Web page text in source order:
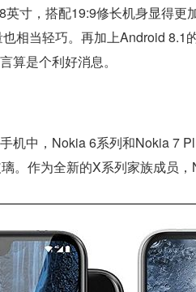
寸，搭配19:9修长机身显得
相当轻巧。再加上Android
算是个利好消息。
机中，Nokia 6系列和Nokia 7
。作为全新的X系列家族成员